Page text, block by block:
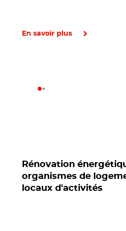
En savoir plus
Rénovation
organismes de
locaux d'activités